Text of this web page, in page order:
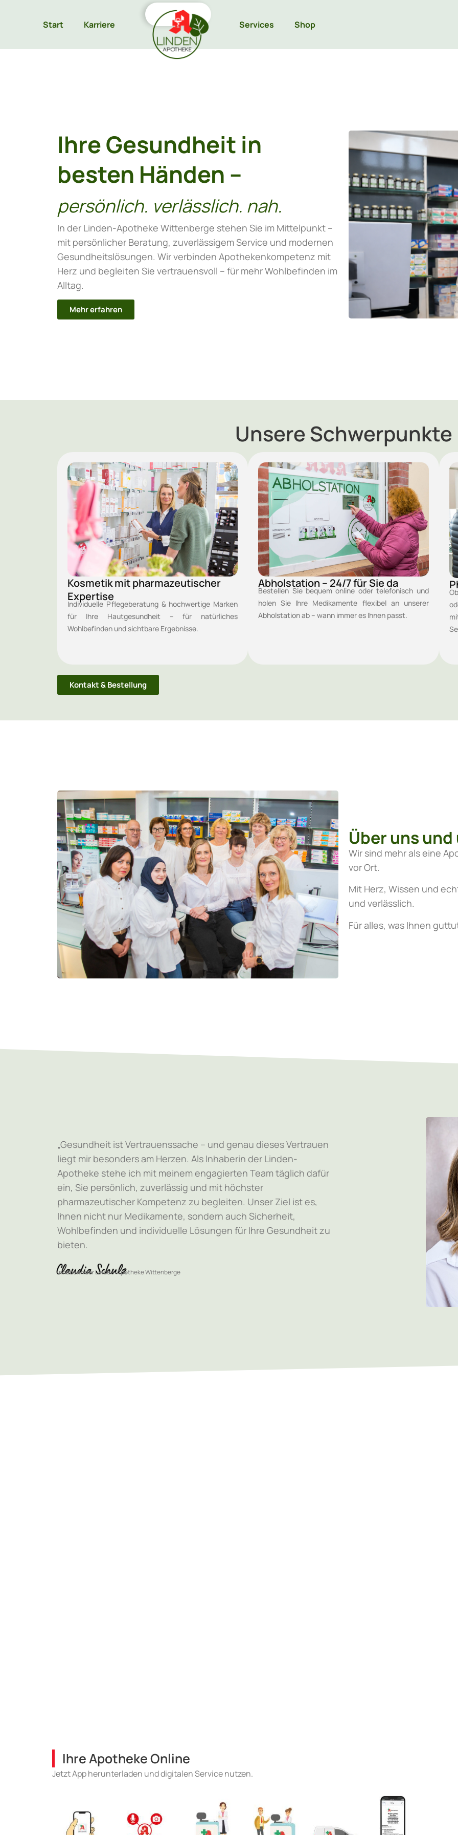
Start Karriere Services Shop
Ihre Gesundheit in
besten Händen –
persönlich. verlässlich. nah.
In der Linden-Apotheke Wittenberge stehen Sie im Mittelpunkt –
mit persönlicher Beratung, zuverlässigem Service und modernen
Gesundheitslösungen. Wir verbinden Apothekenkompetenz mit
Herz und begleiten Sie vertrauensvoll – für mehr Wohlbefinden im
Alltag.
Mehr erfahren
Unsere Schwerpunkte
Kosmetik mit pharmazeutischer
Expertise
Individuelle Pflegeberatung & hochwertige Marken
für Ihre Hautgesundheit – für natürliches
Wohlbefinden und sichtbare Ergebnisse.
Abholstation – 24/7 für Sie da
Bestellen Sie bequem online oder telefonisch und
holen Sie Ihre Medikamente flexibel an unserer
Abholstation ab – wann immer es Ihnen passt.
Kontakt & Bestellung
Über uns
Wir sind mehr als eine
vor Ort.
Mit Herz, Wissen und
und verlässlich.
Für alles, was Ihnen
„Gesundheit ist Vertrauenssache – und genau dieses Vertrauen
liegt mir besonders am Herzen. Als Inhaberin der Linden-
Apotheke stehe ich mit meinem engagierten Team täglich dafür
ein, Sie persönlich, zuverlässig und mit höchster
pharmazeutischer Kompetenz zu begleiten. Unser Ziel ist es,
Ihnen nicht nur Medikamente, sondern auch Sicherheit,
Wohlbefinden und individuelle Lösungen für Ihre Gesundheit zu
bieten.
Inhaberin der Linden-Apotheke Wittenberge
Ihre Apotheke Online
Jetzt App herunterladen und digitalen Service nutzen.